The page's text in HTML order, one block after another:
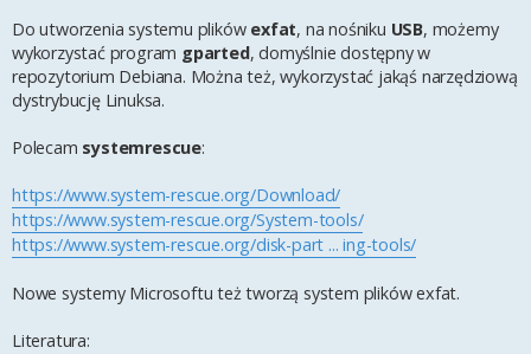
Do utworzenia systemu plików exfat, na nośniku USB, możemy
wykorzystać program gparted, domyślnie dostępny w
repozytorium Debiana. Można też, wykorzystać jakąś narzędziową
dystrybucję Linuksa.
Polecam systemrescue:
https://www.system-rescue.org/Download/
https://www.system-rescue.org/System-tools/
https://www.system-rescue.org/disk-part ... ing-tools/
Nowe systemy Microsoftu też tworzą system plików exfat.
Literatura: